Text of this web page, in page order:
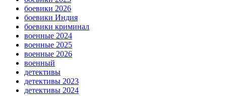
боевики 2026
боевики Индия
боевики криминал
военные 2024
военные 2025
военные 2026
военный
детективы
детективы 2023
детективы 2024